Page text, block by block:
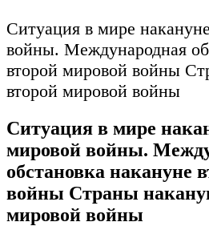
Ситуация в мире
войны. Международная
второй мировой войны
второй мировой войны
Ситуация в мире
мировой войны.
обстановка накануне
войны Страны
мировой войны